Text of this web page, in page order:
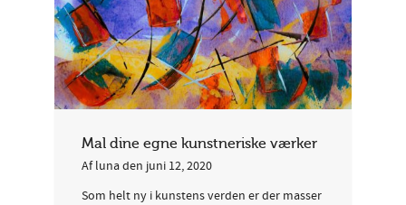
Mal dine egne kunstneriske værker
Aflunaden juni 12, 2020
Som helt ny i kunstens verden er der masser